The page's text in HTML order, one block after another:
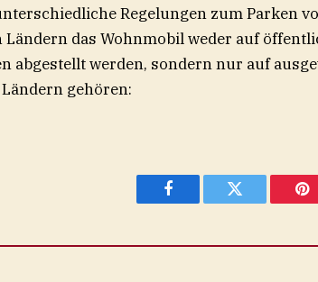
Regelungen zum Parken
Ländern das Wohnmobil weder auf
abgestellt werden, sondern nur auf
gehören:
Facebook Twitter